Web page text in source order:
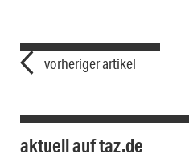
vorheriger artikel
aktuell auf taz.de